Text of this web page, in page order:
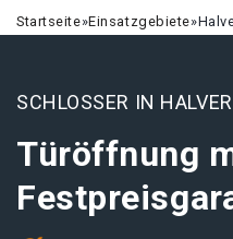
Startseite»Einsatzgebiete»
SCHLOSSER IN
Türöffnung